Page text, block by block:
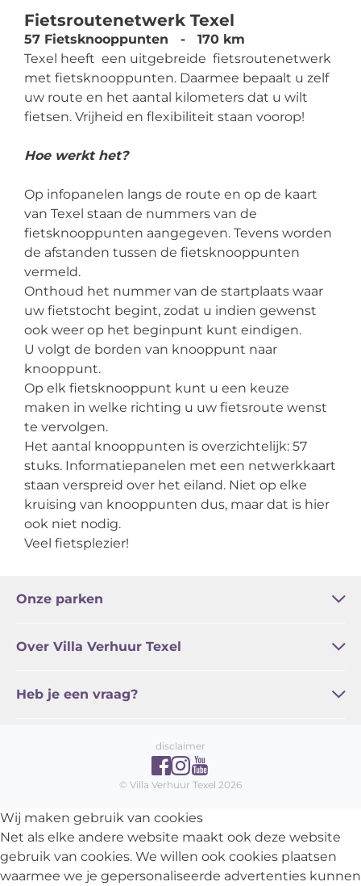
Fietsroutenetwerk Texel
57 Fietsknooppunten - 170 km
Texel heeft een uitgebreide fietsroutenetwerk
met fietsknooppunten. Daarmee bepaalt u zelf
uw route en het aantal kilometers dat u wilt
fietsen. Vrijheid en flexibiliteit staan voorop!
Hoe werkt het?
Op infopanelen langs de route en op de kaart
van Texel staan de nummers van de
fietsknooppunten aangegeven. Tevens worden
de afstanden tussen de fietsknooppunten
vermeld.
Onthoud het nummer van de startplaats waar
uw fietstocht begint, zodat u indien gewenst
ook weer op het beginpunt kunt eindigen.
U volgt de borden van knooppunt naar
knooppunt.
Op elk fietsknooppunt kunt u een keuze
maken in welke richting u uw fietsroute wenst
te vervolgen.
Het aantal knooppunten is overzichtelijk: 57
stuks. Informatiepanelen met een netwerkkaart
staan verspreid over het eiland. Niet op elke
kruising van knooppunten dus, maar dat is hier
ook niet nodig.
Veel fietsplezier!
Onze parken
Over Villa Verhuur Texel
Heb je een vraag?
disclaimer
© Villa Verhuur Texel 2026
Wij maken gebruik van cookies
Net als elke andere website maakt ook deze website
gebruik van cookies. We willen ook cookies plaatsen
waarmee we je gepersonaliseerde advertenties kunnen